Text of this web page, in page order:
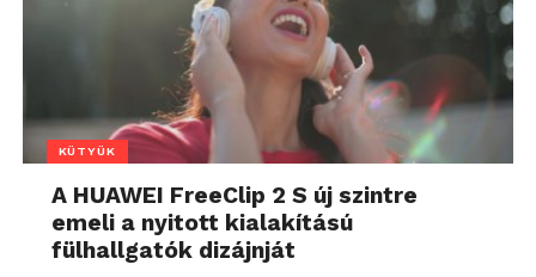
KÜTYÜK
A HUAWEI FreeClip 2 S új szintre
emeli a nyitott kialakítású
fülhallgatók dizájnját